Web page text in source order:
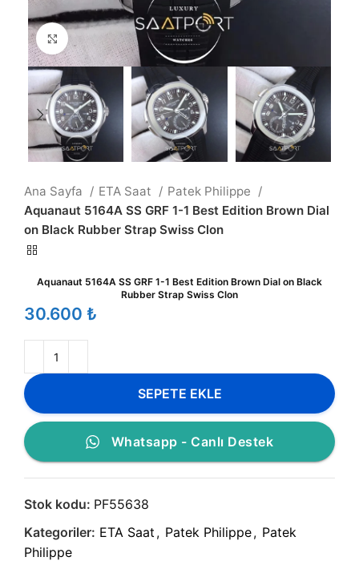
Büyütmek için tıklayın
Ana Sayfa ETA Saat
Patek Philippe
Aquanaut 5164A SS GRF 1-1 Best Edition Brown Dial
on Black Rubber Strap Swiss Clon
Aquanaut 5164A SS GRF 1-1 Best Edition Brown Dial on Black
Rubber Strap Swiss Clon
₺
SEPETE EKLE
Whatsapp - Canlı Destek
Stok kodu: PF55638
Kategoriler: ETA Saat , Patek Philippe, Patek
Philippe